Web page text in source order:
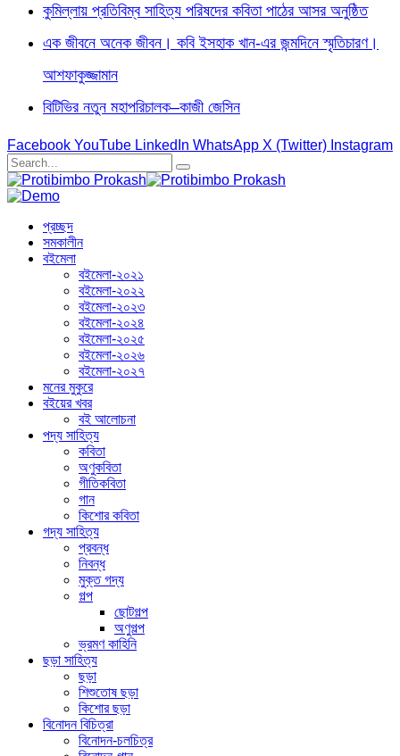
কুমিল্লায় প্রতিবিম্ব সাহিত্য পরিষদের কবিতা পাঠের আসর অনুষ্ঠিত
এক জীবনে অনেক জীবন। কবি ইসহাক খান-এর জন্মদিনে স্মৃতিচারণ।
আশফাকুজ্জামান
বিটিভির নতুন মহাপরিচালক–কাজী জেসিন
Facebook YouTube LinkedIn WhatsApp X (Twitter) Instagram
প্রচ্ছদ
সমকালীন
বইমেলা
বইমেলা-২০২১
বইমেলা-২০২২
বইমেলা-২০২৩
বইমেলা-২০২৪
বইমেলা-২০২৫
বইমেলা-২০২৬
বইমেলা-২০২৭
মনের মুকুরে
বইয়ের খবর
বই আলোচনা
পদ্য সাহিত্য
কবিতা
অণুকবিতা
গীতিকবিতা
গান
কিশোর কবিতা
গদ্য সাহিত্য
প্রবন্ধ
নিবন্ধ
মুক্ত গদ্য
গল্প
ছোটগল্প
অণুগল্প
ভ্রমণ কাহিনি
ছড়া সাহিত্য
ছড়া
শিশুতোষ ছড়া
কিশোর ছড়া
বিনোদন বিচিত্রা
বিনোদন-চলচিত্র